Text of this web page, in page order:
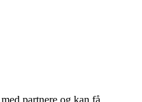
partnere og kan få